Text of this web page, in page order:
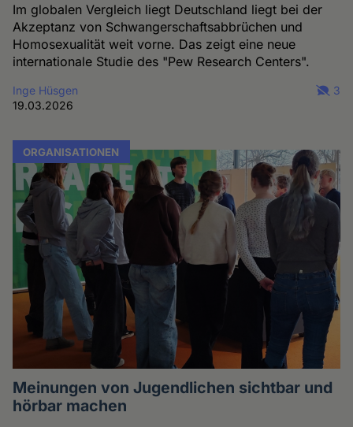
Im globalen Vergleich liegt Deutschland liegt bei der
Akzeptanz von Schwangerschaftsabbrüchen und
Homosexualität weit vorne. Das zeigt eine neue
internationale Studie des "Pew Research Centers".
Inge Hüsgen
19.03.2026
3
ORGANISATIONEN
Meinungen von Jugendlichen sichtbar und
hörbar machen